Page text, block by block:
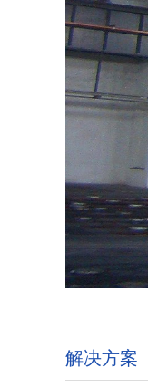
解决方案